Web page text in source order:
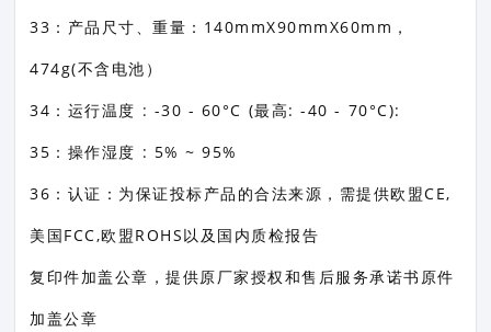
33：产品尺寸、重量：140mmX90mmX60mm，
474g(不含电池）
34：运行温度 : -30 - 60°C (最高: -40 - 70°C):
35：操作湿度 : 5% ~ 95%
36：认证：为保证投标产品的合法来源，需提供欧盟CE,
美国FCC,欧盟ROHS以及国内质检报告
复印件加盖公章，提供原厂家授权和售后服务承诺书原件
加盖公章